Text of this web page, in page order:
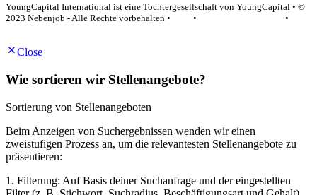
YoungCapital International ist eine Tochtergesellschaft von YoungCapital • ©
2023 Nebenjob - Alle Rechte vorbehalten •
•
•
Close
Wie sortieren wir Stellenangebote?
Sortierung von Stellenangeboten
Beim Anzeigen von Suchergebnissen wenden wir einen
zweistufigen Prozess an, um die relevantesten Stellenangebote zu
präsentieren:
1. Filterung: Auf Basis deiner Suchanfrage und der eingestellten